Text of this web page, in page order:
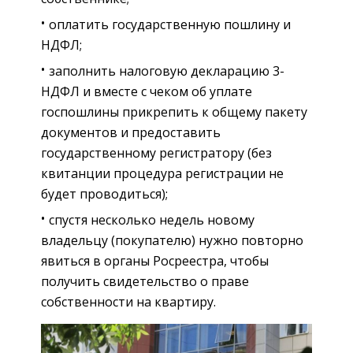
оплатить государственную пошлину и
НДФЛ;
заполнить налоговую декларацию 3-
НДФЛ и вместе с чеком об уплате
госпошлины прикрепить к общему пакету
документов и предоставить
государственному регистратору (без
квитанции процедура регистрации не
будет проводиться);
спустя несколько недель новому
владельцу (покупателю) нужно повторно
явиться в органы Росреестра, чтобы
получить свидетельство о праве
собственности на квартиру.